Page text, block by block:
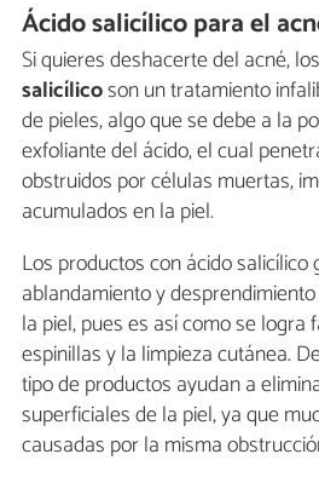
Ácido salicílico para el
Si quieres deshacerte del acné, los
salicílicoson un tratamiento
de pieles, algo que se debe a la
exfoliante del ácido, el cual
obstruidos por células muertas,
acumulados en la piel.
Los productos con ácido salicílico
ablandamiento y
la piel, pues es así como se
espinillas y la limpieza cutánea.
tipo de productos ayudan a
superficiales de la piel, ya que
causadas por la misma